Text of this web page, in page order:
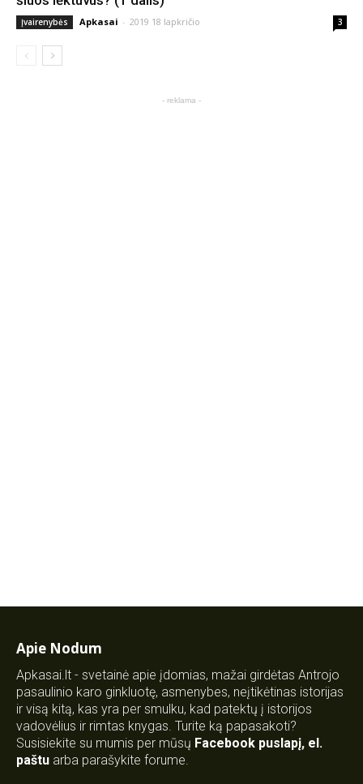
Įvairenybės Apkasai - 2019 18 lapkričio 3
- reklama -
Apie Nodum
Apkasai.lt - svetainė apie įdomias, mažai girdėtas Antrojo
pasaulinio karo ginkluotę, asmenybes, neįtikėtinas istorijas
ir visą kitą, kas yra per smulku, kad patektų į istorijos
vadovėlius ir rimtas knygas. Turite ką papasakoti?
Susisiekite su mumis per mūsų Facebook puslapį, el.
paštu arba parašykite forume.